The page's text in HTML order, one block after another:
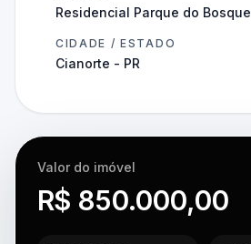
Residencial Parque do Bosque
CIDADE / ESTADO
Cianorte - PR
Valor do imóvel
R$ 850.000,00